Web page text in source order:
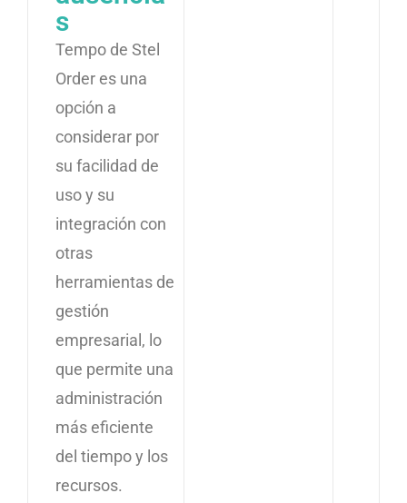
s
Tempo de Stel
Order es una
opción a
considerar por
su facilidad de
uso y su
integración con
otras
herramientas de
gestión
empresarial, lo
que permite una
administración
más eficiente
del tiempo y los
recursos.